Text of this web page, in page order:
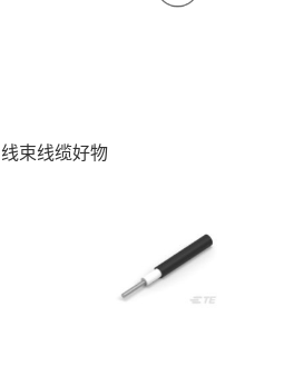
线束线缆好物